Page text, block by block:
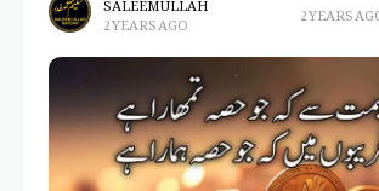
2 YEARS AGO 2 YEARS